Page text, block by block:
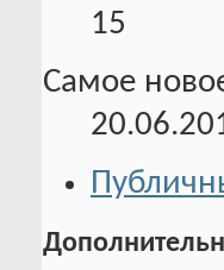
15
Самое